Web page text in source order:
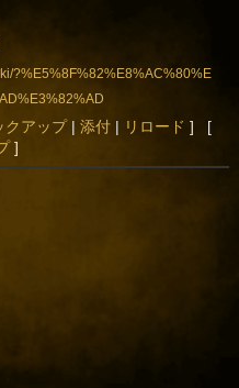
?%E5%8F%82%E8%AC%80%E
クアップ| 添付| リロード ] [
]